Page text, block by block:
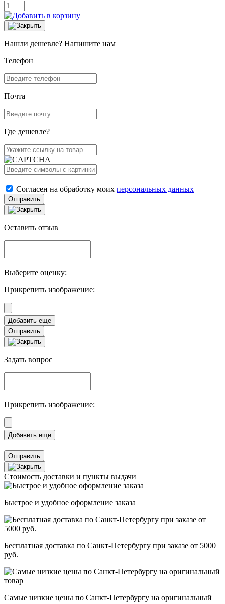
Нашли дешевле? Напишите нам
Телефон
Почта
Где дешевле?
Согласен на обработку моих персональных данных
Отправить
Оставить отзыв
Выберите оценку:
Прикрепить изображение:
Отправить
Задать вопрос
Прикрепить изображение:
Отправить
Стоимость доставки и пункты выдачи
Быстрое и удобное оформление заказа
Бесплатная доставка по Санкт-Петербургу при заказе от 5000
руб.
Самые низкие цены по Санкт-Петербургу на оригинальный